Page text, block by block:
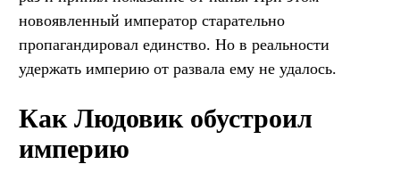
новоявленный император старательно
пропагандировал единство. Но в реальности
удержать империю от развала ему не удалось.
Как Людовик обустроил
империю